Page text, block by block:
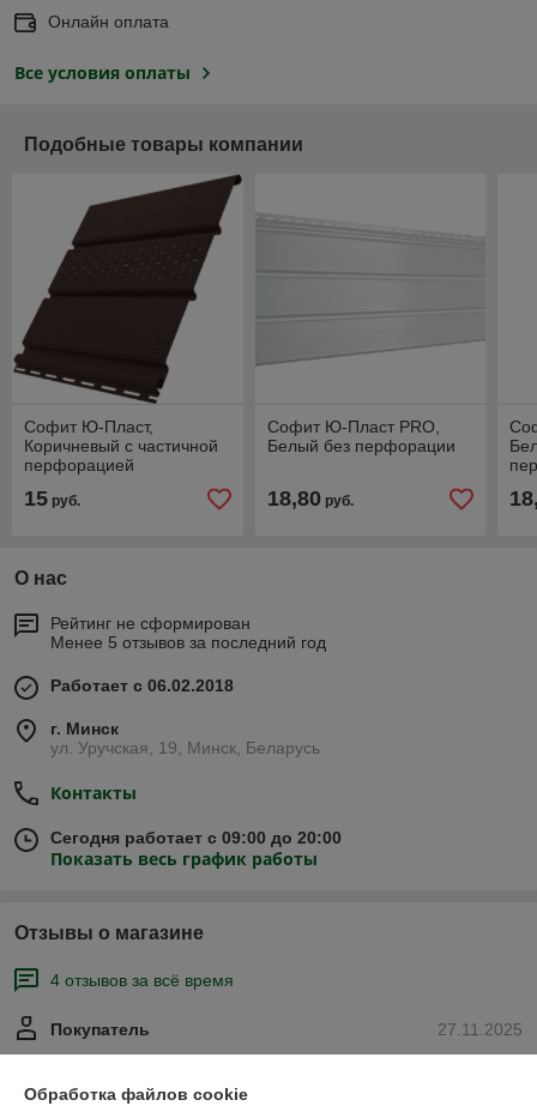
Онлайн оплата
Все условия оплаты
Подобные товары компании
Софит Ю-Пласт,
Коричневый с частичной
перфорацией
15 руб.
Софит Ю-Пласт PRO,
Белый без перфорации
18,80руб.
О нас
Рейтинг не сформирован
Менее 5 отзывов за последний год
Работает с 06.02.2018
г. Минск
ул. Уручская, 19, Минск, Беларусь
Контакты
Сегодня работает с 09:00 до 20:00
Показать весь график работы
Отзывы о магазине
4 отзывов за всё время
27.11.2025
Покупатель
Обработка файлов cookie